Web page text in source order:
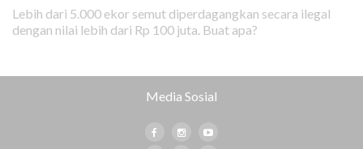
Lebih dari 5.000 ekor semut diperdagangkan secara ilegal
dengan nilai lebih dari Rp 100 juta. Buat apa?
Media Sosial